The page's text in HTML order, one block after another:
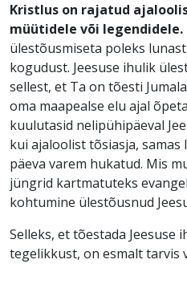
Kristlus on rajatud
müütidele või legendidele.
ülestõusmiseta poleks
kogudust. Jeesuse ihulik
sellest, et Ta on tõesti
oma maapealse elu ajal
kuulutasid nelipühipäeval
kui ajaloolist tõsiasja, samas
päeva varem hukatud. Mis
jüngrid kartmatuteks
kohtumine ülestõusnud
Selleks, et tõestada Jeesuse
tegelikkust, on esmalt tarvis